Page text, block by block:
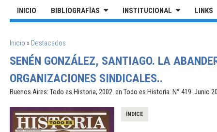
INICIO BIBLIOGRAFÍAS INSTITUCIONAL LINKS
SE ENCUENTRA USTED AQUÍ
Inicio » Destacados
SENÉN GONZÁLEZ, SANTIAGO. LA
ORGANIZACIONES SINDICALES..
Buenos Aires: Todo es Historia, 2002. en Todo es Historia. N° 419. Junio
ÍNDICE